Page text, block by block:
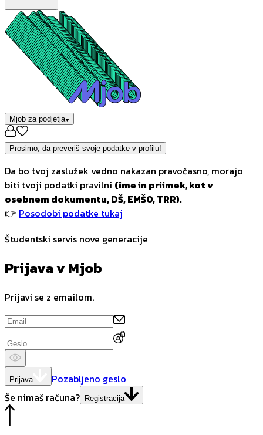
Mjob za podjetja
Prosimo, da preveriš svoje podatke v profilu!
Da bo tvoj zaslužek vedno nakazan pravočasno, morajo
biti tvoji podatki pravilni (ime in priimek, kot v
osebnem dokumentu, DŠ, EMŠO, TRR).
👉 Posodobi podatke tukaj
Študentski servis nove generacije
Prijava v Mjob
Prijavi se z emailom.
Prijava
Pozabljeno geslo
Še nimaš računa? Registracija